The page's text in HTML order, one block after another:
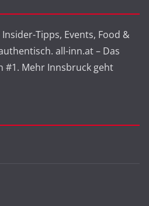
Tipps, Events, Food &
all-inn.at – Das
#1. Mehr Innsbruck geht